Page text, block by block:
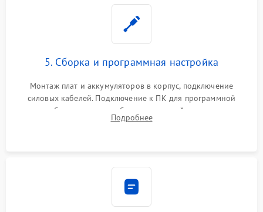
5. Сборка и программная настройка
Монтаж плат и аккумуляторов в корпус, подключение
силовых кабелей. Подключение к ПК для программной
калибровки констант батареи, настройки порогов
срабатывания AVR и сброса счетчиков старения АКБ.
Подробнее